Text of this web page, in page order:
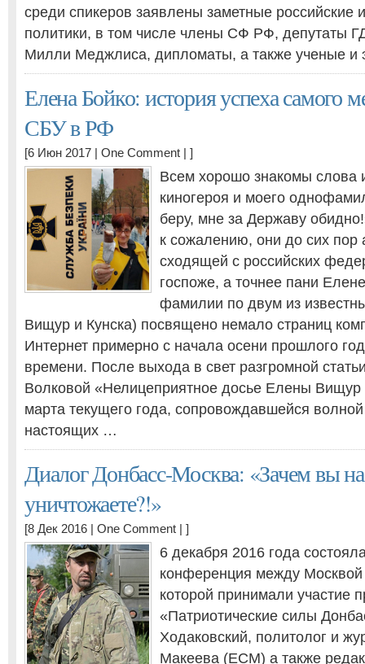
среди спикеров заявлены заметные российские
политики, в том числе члены СФ РФ, депутаты
Милли Меджлиса, дипломаты, а также ученые и
Елена Бойко: история успеха самого
СБУ в РФ
[6 Июн 2017 | One Comment | ]
Всем хорошо знакомы слова
киногероя и моего
беру, мне за Державу
к сожалению, они до сих пор
сходящей с российских
госпоже, а точнее пани
фамилии по двум из
Вищур и Кунска) посвящено немало страниц
Интернет примерно с начала осени прошлого
времени. После выхода в свет разгромной
Волковой «Нелицеприятное досье Елены Вищур
марта текущего года, сопровождавшейся
настоящих …
Диалог Донбасс-Москва: «Зачем вы
уничтожаете?!»
[8 Дек 2016 | One Comment | ]
6 декабря 2016 года
конференция между
которой принимали участие
«Патриотические силы
Ходаковский, политолог и
Макеева (ЕСМ) а также